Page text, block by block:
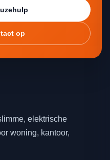
op
elektrische
woning, kantoor,